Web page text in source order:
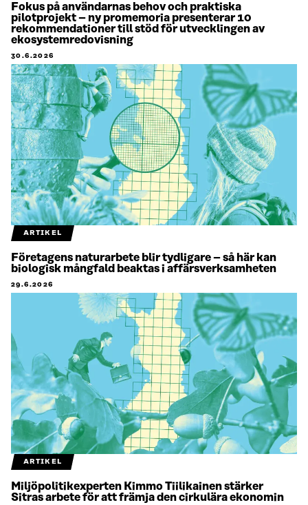
Fokus på användarnas behov och praktiska
pilotprojekt – ny promemoria presenterar 10
rekommendationer till stöd för utvecklingen av
ekosystemredovisning
30.6.2026
ARTIKEL
Företagens naturarbete blir tydligare – så här kan
biologisk mångfald beaktas i affärsverksamheten
29.6.2026
ARTIKEL
Miljöpolitikexperten Kimmo Tiilikainen stärker
Sitras arbete för att främja den cirkulära ekonomin